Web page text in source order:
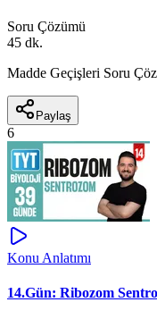
Soru Çözümü
45 dk.
Madde Geçişleri Soru
Paylaş
6
Konu Anlatımı
14.Gün: Ribozom